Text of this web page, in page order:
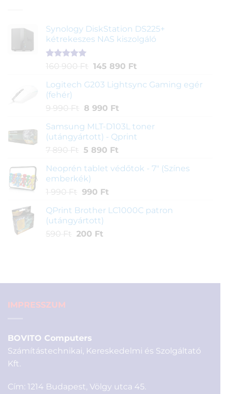
Synology DiskStation DS225+
kétrekeszes NAS kiszolgáló
Értékelés
ből,
1
értékelés
alapján
160 900 Ft
Original
was:
900 Ft.
145 890 FtCurrent
is:
Logitech G203 Lightsync Gaming egér
(fehér)
9 990 Ft
Original
was:
9
990 Ft.
8 990 FtCurrent
is:
8
Samsung MLT-D103L toner
(utángyártott) - Qprint
7 890 Ft
Original
was:
7
890 Ft.
5 890 FtCurrent
is:
Neoprén tablet védőtok - 7" (Színes
emberkék)
1 990 Ft
Original
was:
1
990 Ft.
990 FtCurrent
is:
QPrint Brother LC1000C patron
(utángyártott)
590 Ft
Original
200 FtCurrent
IMPRESSZUM
BOVITO Computers
Számítástechnikai, Kereskedelmi és Szolgáltató
Kft.
Cím: 1214 Budapest, Völgy utca 45.